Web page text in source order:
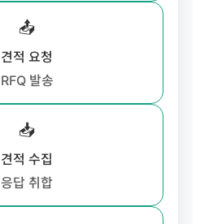
📤
견적 요청
RFQ 발송
📥
견적 수집
응답 취합